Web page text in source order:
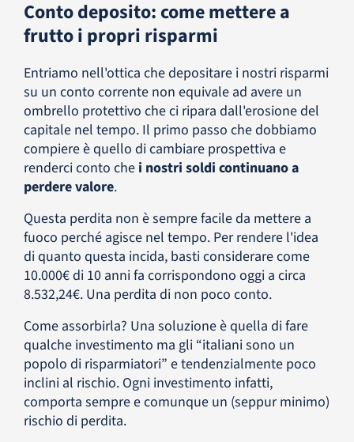
Conto deposito: come mettere a
frutto i propri risparmi
Entriamo nell'ottica che depositare i nostri risparmi
su un conto corrente non equivale ad avere un
ombrello protettivo che ci ripara dall'erosione del
capitale nel tempo. Il primo passo che dobbiamo
compiere è quello di cambiare prospettiva e
renderci conto che i nostri soldi continuano a
perdere valore.
Questa perdita non è sempre facile da mettere a
fuoco perché agisce nel tempo. Per rendere l'idea
di quanto questa incida, basti considerare come
10.000€ di 10 anni fa corrispondono oggi a circa
8.532,24€. Una perdita di non poco conto.
Come assorbirla? Una soluzione è quella di fare
qualche investimento ma gli “italiani sono un
popolo di risparmiatori” e tendenzialmente poco
inclini al rischio. Ogni investimento infatti,
comporta sempre e comunque un (seppur minimo)
rischio di perdita.